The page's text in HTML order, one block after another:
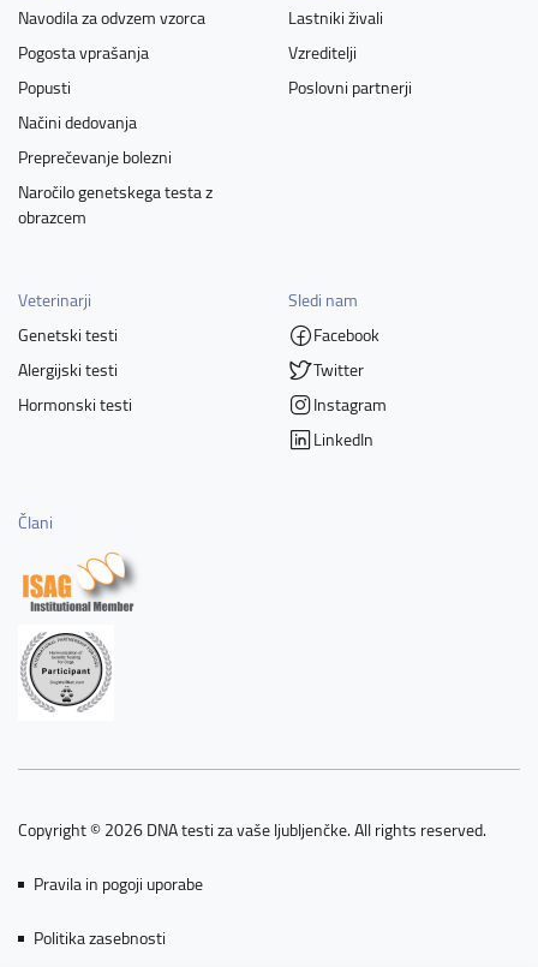
Navodila za odvzem vzorca
Pogosta vprašanja
Popusti
Načini dedovanja
Preprečevanje bolezni
Naročilo genetskega testa z
obrazcem
Lastniki živali
Vzreditelji
Poslovni partnerji
Veterinarji
Genetski testi
Alergijski testi
Hormonski testi
Sledi nam
Facebook
Twitter
Instagram
LinkedIn
Člani
Copyright © 2026 DNA testi za vaše ljubljenčke. All rights reserved.
Pravila in pogoji uporabe
Politika zasebnosti